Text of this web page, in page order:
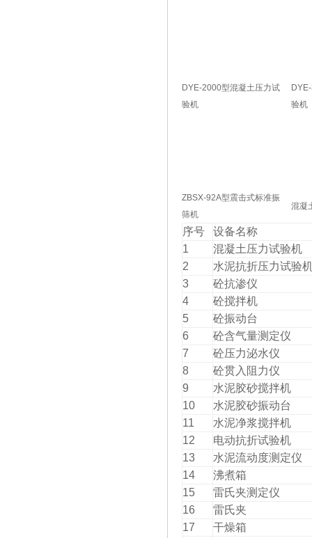
DYE-2000型混凝土压力试
验机
验机
ZBSX-92A型震击式标准振
筛机
混凝
序号
设备名称
1
混凝土压力试验机
2
水泥抗折压力试验
3
砼抗渗仪
4
砼搅拌机
5
砼振动台
6
砼含气量测定仪
7
砼压力泌水仪
8
砼贯入阻力仪
9
水泥胶砂搅拌机
10
水泥胶砂振动台
11
水泥净浆搅拌机
12
电动抗折试验机
13
水泥流动度测定仪
14
沸煮箱
15
雷氏夹测定仪
16
雷氏夹
17
干燥箱